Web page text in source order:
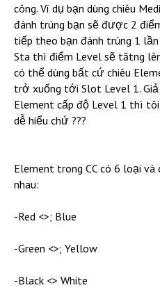
công. Ví dụ bạn dùng chiêu
đánh trúng bạn sẽ được 2
tiếp theo bạn đánh trúng 1
Sta thì điểm Level sẽ tătng
có thể dùng bất cứ chiêu
trở xuống tới Slot Level 1.
Element cấp độ Level 1 thì
dễ hiểu chứ ???
Element trong CC có 6 loại và
nhau:
-Red <>; Blue
-Green <>; Yellow
-Black <> White